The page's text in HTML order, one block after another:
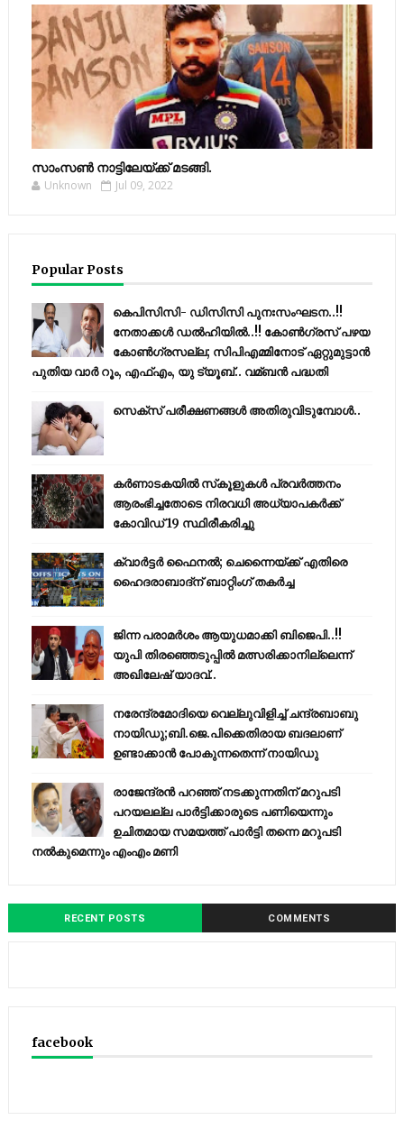
സാംസണ്‍ നാട്ടിലേയ്‌ക്ക് മടങ്ങി.
Unknown Jul 09, 2022
Popular Posts
കെപിസിസി- ഡിസിസി പുനഃസംഘടന..!!
നേതാക്കൾ ഡൽഹിയിൽ..!! കോണ്‍ഗ്രസ് പഴയ
കോണ്‍ഗ്രസല്ല; സിപിഎമ്മിനോട് ഏറ്റുമുട്ടാന്‍
പുതിയ വാര്‍ റൂം, എഫ്‌എം, യു ട്യൂബ്.. വമ്ബന്‍ പദ്ധതി
സെക്സ് പരീക്ഷണങ്ങൾ അതിരുവിടുമ്പോൾ..
കര്‍ണാടകയില്‍ സ്‌കൂളുകള്‍ പ്രവര്‍ത്തനം
ആരംഭിച്ചതോടെ നിരവധി അധ്യാപകര്‍ക്ക്
കോവിഡ് 19 സ്ഥിരീകരിച്ചു
ക്വാർട്ടർ ഫൈനൽ; ചെന്നൈയ്ക്ക് എതിരെ
ഹൈദരാബാദ്ന് ബാറ്റിംഗ് തകർച്ച
ജിന്ന പരാമര്‍ശം ആയുധമാക്കി ബിജെപി..!!
യുപി തിരഞ്ഞെടുപ്പില്‍ മത്സരിക്കാനില്ലെന്ന്
അഖിലേഷ് യാദവ്..
നരേന്ദ്രമോദിയെ വെല്ലുവിളിച്ച് ചന്ദ്രബാബു
നായിഡു;ബി.ജെ.പിക്കെതിരായ ബദലാണ്
ഉണ്ടാക്കാന്‍ പോകുന്നതെന്ന് നായിഡു
രാജേന്ദ്രന്‍ പറഞ്ഞ് നടക്കുന്നതിന് മറുപടി
പറയലല്ല പാര്‍ട്ടിക്കാരുടെ പണിയെന്നും
ഉചിതമായ സമയത്ത് പാര്‍ട്ടി തന്നെ മറുപടി
നല്‍കുമെന്നും എംഎം മണി
RECENT POSTS COMMENTS
facebook